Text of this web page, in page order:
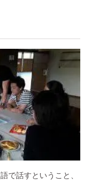
で話すということ、